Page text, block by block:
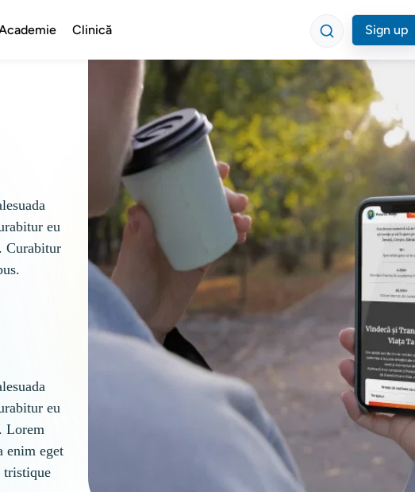
Clinică Sign up
eu
Curabitur
eu
Lorem
enim eget
tristique